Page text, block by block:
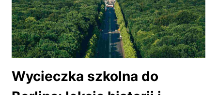
Wycieczka szkolna do